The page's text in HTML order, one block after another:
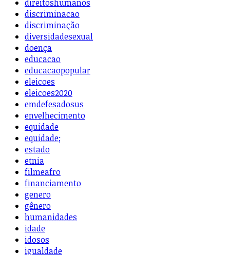
direitoshumanos
discriminacao
discriminação
diversidadesexual
doença
educacao
educacaopopular
eleicoes
eleicoes2020
emdefesadosus
envelhecimento
equidade
equidade;
estado
etnia
filmeafro
financiamento
genero
gênero
humanidades
idade
idosos
igualdade